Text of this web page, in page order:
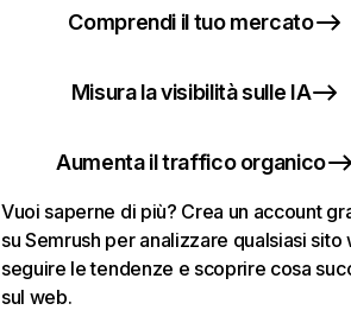
Comprendi il tuo mercato
Misura la visibilità sulle IA
Aumenta il traffico organico
Vuoi saperne di più? Crea un account
su Semrush per analizzare qualsiasi sito
seguire le tendenze e scoprire cosa
sul web.